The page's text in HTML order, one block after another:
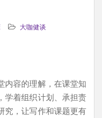
大咖健谈
内容的理解，在课堂知
学着组织计划、承担责
究，让写作和课题更有